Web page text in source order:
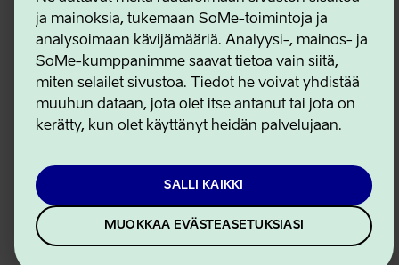
ja mainoksia, tukemaan SoMe-toimintoja ja
analysoimaan kävijämääriä. Analyysi-, mainos- ja
SoMe-kumppanimme saavat tietoa vain siitä,
miten selailet sivustoa. Tiedot he voivat yhdistää
muuhun dataan, jota olet itse antanut tai jota on
kerätty, kun olet käyttänyt heidän palvelujaan.
SALLI KAIKKI
MUOKKAA EVÄSTEASETUKSIASI